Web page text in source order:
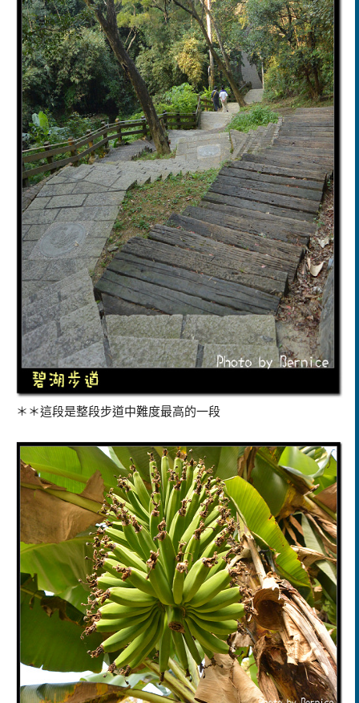
＊＊這段是整段步道中難度最高的一段